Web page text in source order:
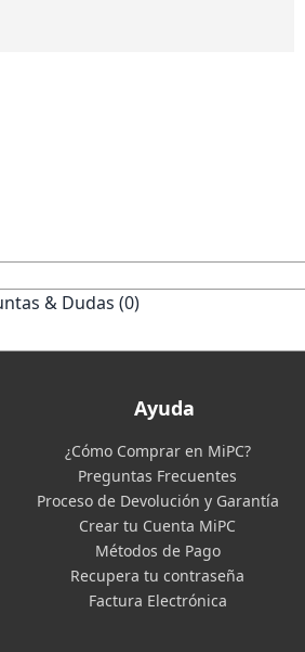
& Dudas (0)
Ayuda
¿Cómo Comprar en MiPC?
Preguntas Frecuentes
Proceso de Devolución y Garantía
Crear tu Cuenta MiPC
Métodos de Pago
Recupera tu contraseña
Factura Electrónica